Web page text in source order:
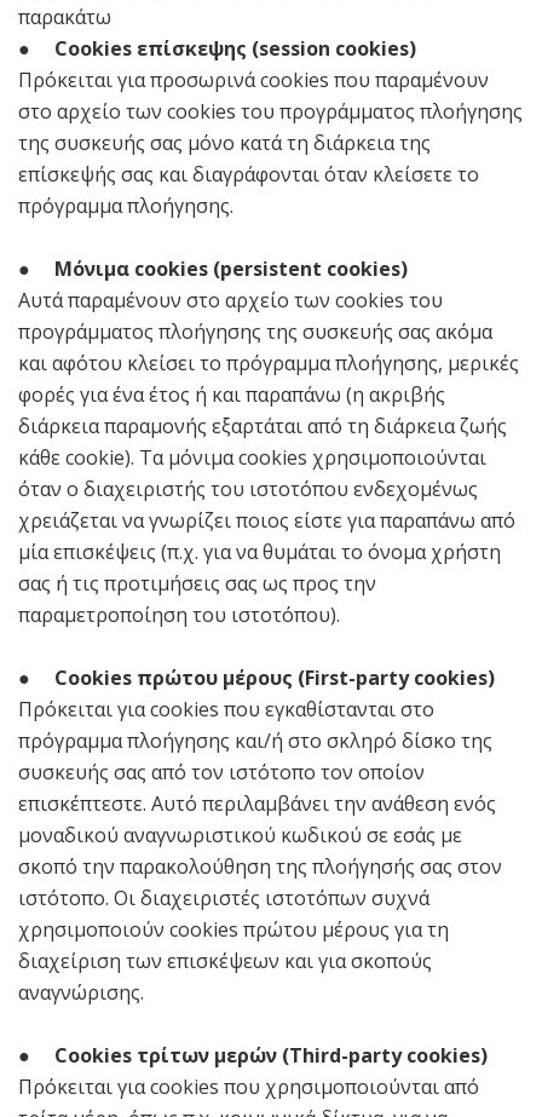
παρακάτω
● Cookies επίσκεψης (session cookies)
Πρόκειται για προσωρινά cookies που παραμένουν
στο αρχείο των cookies του προγράμματος πλοήγησης
της συσκευής σας μόνο κατά τη διάρκεια της
επίσκεψής σας και διαγράφονται όταν κλείσετε το
πρόγραμμα πλοήγησης.
● Μόνιμα cookies (persistent cookies)
Αυτά παραμένουν στο αρχείο των cookies του
προγράμματος πλοήγησης της συσκευής σας ακόμα
και αφότου κλείσει το πρόγραμμα πλοήγησης, μερικές
φορές για ένα έτος ή και παραπάνω (η ακριβής
διάρκεια παραμονής εξαρτάται από τη διάρκεια ζωής
κάθε cookie). Τα μόνιμα cookies χρησιμοποιούνται
όταν ο διαχειριστής του ιστοτόπου ενδεχομένως
χρειάζεται να γνωρίζει ποιος είστε για παραπάνω από
μία επισκέψεις (π.χ. για να θυμάται το όνομα χρήστη
σας ή τις προτιμήσεις σας ως προς την
παραμετροποίηση του ιστοτόπου).
● Cookies πρώτου μέρους (First-party cookies)
Πρόκειται για cookies που εγκαθίστανται στο
πρόγραμμα πλοήγησης και/ή στο σκληρό δίσκο της
συσκευής σας από τον ιστότοπο τον οποίον
επισκέπτεστε. Αυτό περιλαμβάνει την ανάθεση ενός
μοναδικού αναγνωριστικού κωδικού σε εσάς με
σκοπό την παρακολούθηση της πλοήγησής σας στον
ιστότοπο. Οι διαχειριστές ιστοτόπων συχνά
χρησιμοποιούν cookies πρώτου μέρους για τη
διαχείριση των επισκέψεων και για σκοπούς
αναγνώρισης.
● Cookies τρίτων μερών (Third-party cookies)
Πρόκειται για cookies που χρησιμοποιούνται από